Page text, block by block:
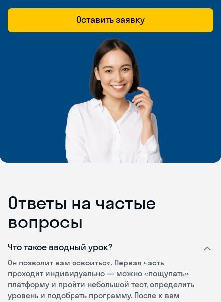
Оставить заявку
Ответы на частые
вопросы
Что такое вводный урок?
Он позволит вам освоиться. Первая часть
проходит индивидуально — можно «пощупать»
платформу и пройти небольшой тест, определить
уровень и подобрать программу. После к вам